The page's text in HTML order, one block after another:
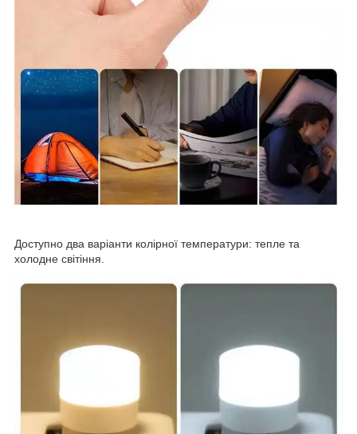
Доступно два варіанти колірної температури: тепле та
холодне світіння.